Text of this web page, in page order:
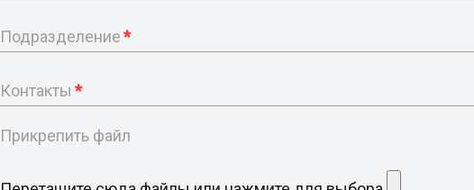
Подразделение*
Контакты *
Прикрепить файл